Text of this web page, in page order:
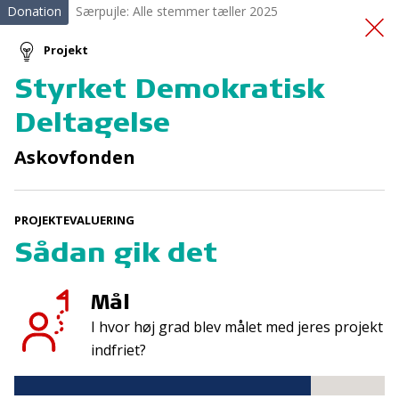
ADBB screening af
spædbørn
Donation Særpujle: Alle stemmer tæller 2025
Projekt
Styrket Demokratisk
Deltagelse
Askovfonden
PROJEKTEVALUERING
Sådan gik det
Mål
I hvor høj grad blev målet med jeres projekt
indfriet?
Tilmeld nyhedsbrev
De seneste nyheder om TrygFondens og TryghedsGruppens
aktiviteter direkte i din indbakke.